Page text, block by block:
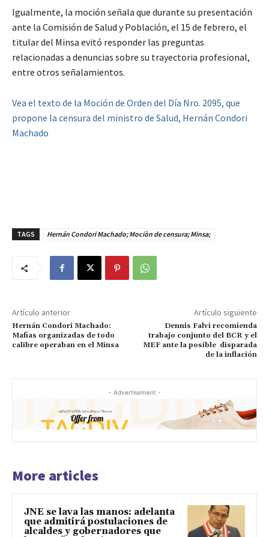
Igualmente, la moción señala que durante su presentación
ante la Comisión de Salud y Población, el 15 de febrero, el
titular del Minsa evitó responder las preguntas
relacionadas a denuncias sobre su trayectoria profesional,
entre otros señalamientos.
Vea el texto de la Moción de Orden del Día Nro. 2095, que
propone la censura del ministro de Salud, Hernán Condori
Machado
TAGS Hernán Condori Machado; Mociòn de censura; Minsa;
Artículo anterior
Hernán Condori Machado:
Mafias organizadas de todo
calibre operaban en el Minsa
Artículo siguiente
Dennis Falvi recomienda
trabajo conjunto del BCR y el
MEF ante la posible disparada
de la inflación
- Advertisement -
More articles
JNE se lava las manos: adelanta
que admitirá postulaciones de
alcaldes y gobernadores que